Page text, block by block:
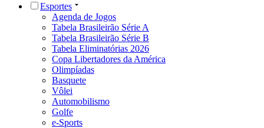
Esportes
Agenda de Jogos
Tabela Brasileirão Série A
Tabela Brasileirão Série B
Tabela Eliminatórias 2026
Copa Libertadores da América
Olimpíadas
Basquete
Vôlei
Automobilismo
Golfe
e-Sports